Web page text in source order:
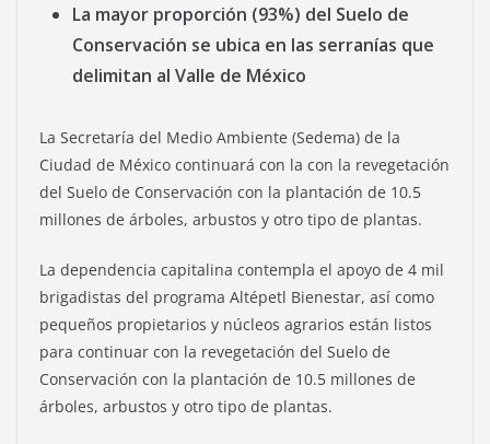
La mayor proporción (93%) del Suelo de
Conservación se ubica en las serranías que
delimitan al Valle de México
La Secretaría del Medio Ambiente (Sedema) de la
Ciudad de México continuará con la con la revegetación
del Suelo de Conservación con la plantación de 10.5
millones de árboles, arbustos y otro tipo de plantas.
La dependencia capitalina contempla el apoyo de 4 mil
brigadistas del programa Altépetl Bienestar, así como
pequeños propietarios y núcleos agrarios están listos
para continuar con la revegetación del Suelo de
Conservación con la plantación de 10.5 millones de
árboles, arbustos y otro tipo de plantas.